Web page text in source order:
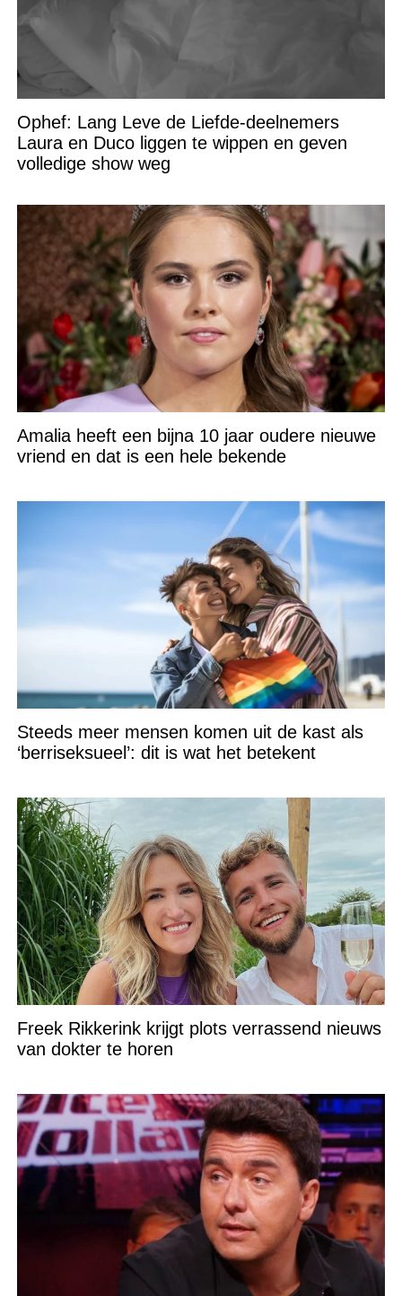
Ophef: Lang Leve de Liefde-deelnemers
Laura en Duco liggen te wippen en geven
volledige show weg
Amalia heeft een bijna 10 jaar oudere nieuwe
vriend en dat is een hele bekende
Steeds meer mensen komen uit de kast als
‘berriseksueel’: dit is wat het betekent
Freek Rikkerink krijgt plots verrassend nieuws
van dokter te horen